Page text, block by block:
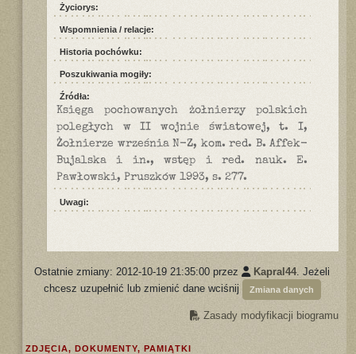
Życiorys:
Wspomnienia / relacje:
Historia pochówku:
Poszukiwania mogiły:
Źródła:
Księga pochowanych żołnierzy polskich
poległych w II wojnie światowej, t. I,
Żołnierze września N-Z, kom. red. B. Affek-
Bujalska i in., wstęp i red. nauk. E.
Pawłowski, Pruszków 1993, s. 277.
Uwagi:
Ostatnie zmiany: 2012-10-19 21:35:00 przez Kapral44. Jeżeli
chcesz uzupełnić lub zmienić dane wciśnij
Zmiana danych
Zasady modyfikacji biogramu
ZDJĘCIA, DOKUMENTY, PAMIĄTKI